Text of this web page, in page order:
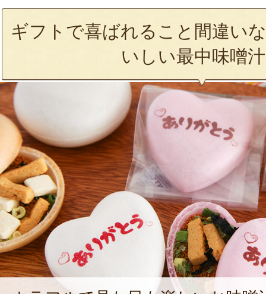
ギフトで喜ばれること間違い
いしい最中味噌